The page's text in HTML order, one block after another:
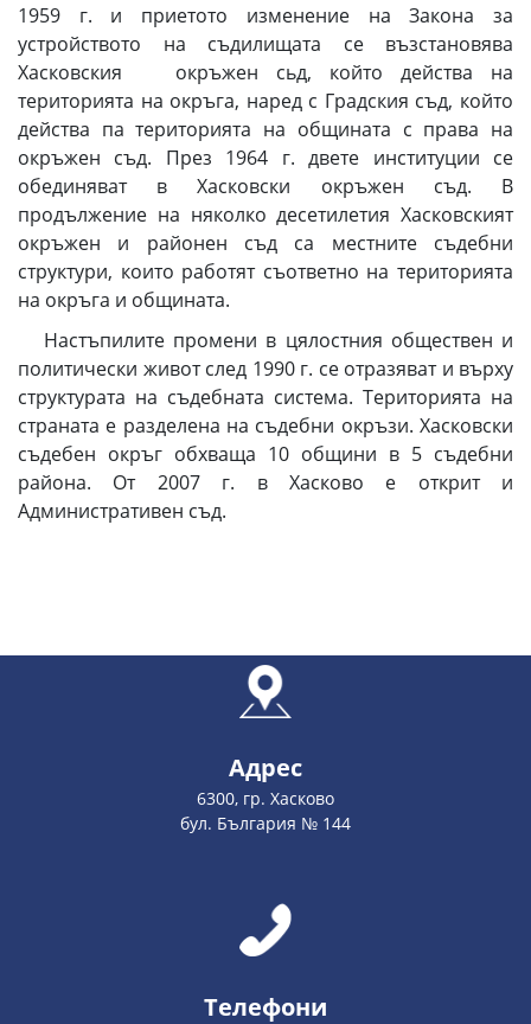
1959 г. и приетото изменение на Закона за
устройството на съдилищата се възстановява
Хасковския окръжен сьд, който действа на
територията на окръга, наред с Градския съд, който
действа па територията на общината с права на
окръжен съд. През 1964 г. двете институции се
обединяват в Хасковски окръжен съд. В
продължение на няколко десетилетия Хасковският
окръжен и районен съд са местните съдебни
структури, които работят съответно на територията
на окръга и общината.
Настъпилите промени в цялостния обществен и
политически живот след 1990 г. се отразяват и върху
структурата на съдебната система. Територията на
страната е разделена на съдебни окръзи. Хасковски
съдебен окръг обхваща 10 общини в 5 съдебни
района. От 2007 г. в Хасково е открит и
Административен съд.
Адрес
6300, гр. Хасково
бул. България № 144
Телефони